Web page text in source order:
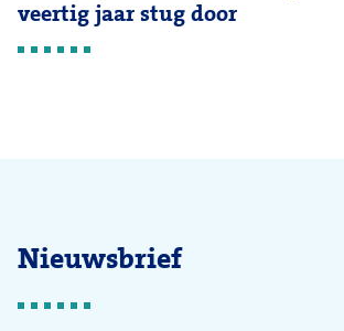
veertig jaar stug door
Nieuwsbrief